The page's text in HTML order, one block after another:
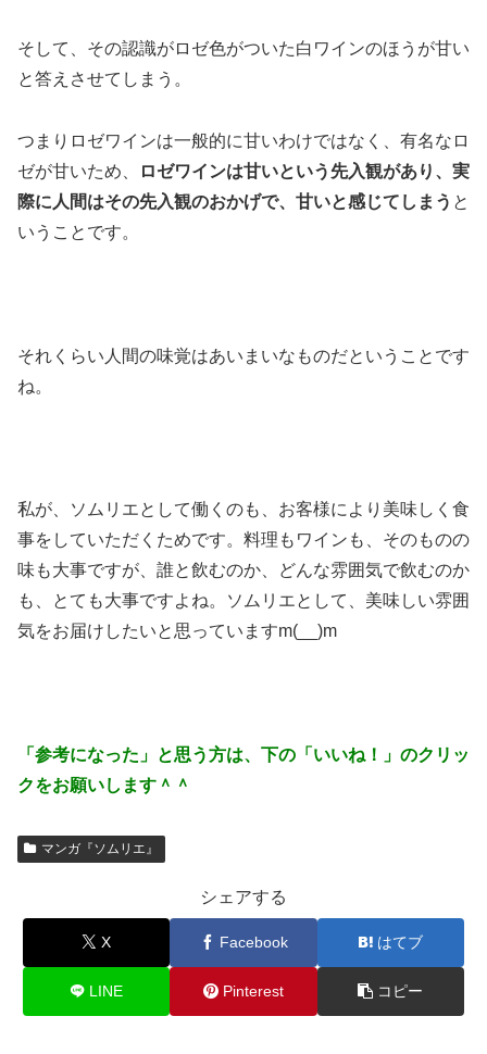
そして、その認識がロゼ色がついた白ワインのほうが甘い
と答えさせてしまう。
つまりロゼワインは一般的に甘いわけではなく、有名なロ
ゼが甘いため、
ロゼワインは甘いという先入観があり、実
際に人間はその先入観のおかげで、甘いと感じてしまう と
いうことです。
それくらい人間の味覚はあいまいなものだということです
ね。
私が、ソムリエとして働くのも、お客様により美味しく食
事をしていただくためです。料理もワインも、そのものの
味も大事ですが、誰と飲むのか、どんな雰囲気で飲むのか
も、とても大事ですよね。ソムリエとして、美味しい雰囲
気をお届けしたいと思っていますm(__)m
「参考になった」と思う方は、下の「いいね！」のクリッ
クをお願いします＾＾
マンガ『ソムリエ』
シェアする
X Facebook はてブ
LINE Pinterest コピー